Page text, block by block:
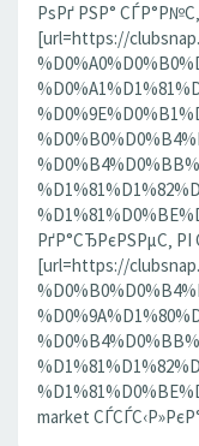
РѕРґ РЅР°
[url=https://
РґР°СЂРєРЅРµС‚
[url=https://
market